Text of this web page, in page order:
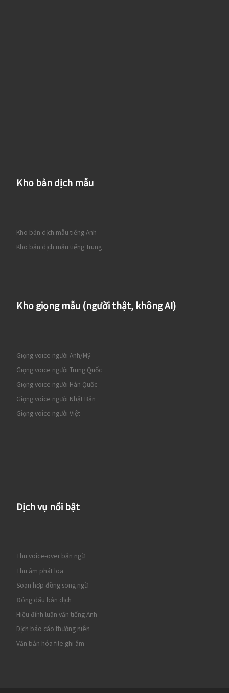
Kho bản dịch mẫu
Kho bản dịch mẫu tiếng Anh
Kho bản dịch mẫu tiếng Trung
Kho giọng mẫu (người thật, không AI)
Giọng voice người Anh/Mỹ
Giọng voice người Trung Quốc
Giọng voice người Hàn Quốc
Giọng voice người Nhật Bản
Giọng voice người Việt
Dịch vụ nổi bật
Thu voice-over bản ngữ
Thu âm phát loa
Soạn hợp đồng song ngữ
Đóng dấu bản dịch
Hiệu đính luận văn tiếng Anh
Dịch báo cáo thường niên
Văn bản hóa file ghi âm